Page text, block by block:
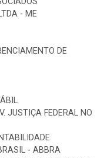
- ME
DE
JUSTIÇA FEDERAL NO
- ABBRA